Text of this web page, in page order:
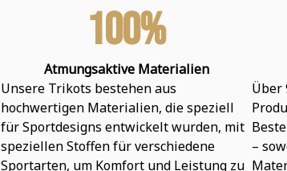
100%
Atmungsaktive Materialien
Unsere Trikots bestehen aus
hochwertigen Materialien, die speziell
für Sportdesigns entwickelt wurden, mit
speziellen Stoffen für verschiedene
Sportarten, um Komfort und Leistung zu
Über
–